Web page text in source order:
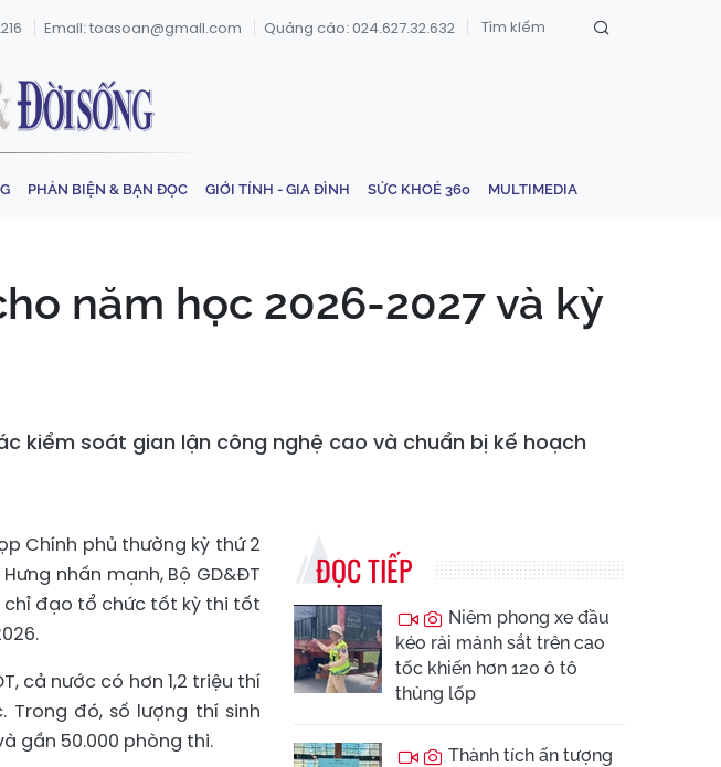
Email: toasoan@gmail.com Quảng cáo: 024.627.32.632
PHẢN BIỆN & BẠN ĐỌC GIỚI TÍNH - GIA ĐÌNH SỨC KHOẺ 360 MULTIMEDIA
năm học 2026-2027 và kỳ
kiểm soát gian lận công nghệ cao và chuẩn bị kế hoạch
Chính phủ thường kỳ thứ 2
nhấn mạnh, Bộ GD&ĐT
đạo tổ chức tốt kỳ thi tốt
cả nước có hơn 1,2 triệu thí
Trong đó, số lượng thí sinh
gần 50.000 phòng thi.
ĐỌC TIẾP
Niêm phong xe đầu
kéo rải mảnh sắt trên cao
tốc khiến hơn 120 ô tô
thủng lốp
Thành tích ấn tượng